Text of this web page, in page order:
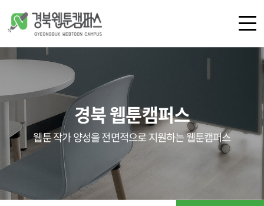
공간 안내
오시는 길
언론보도
경북 웹툰캠퍼스
웹툰 작가 양성을 전면적으로 지원하는 웹툰캠퍼스